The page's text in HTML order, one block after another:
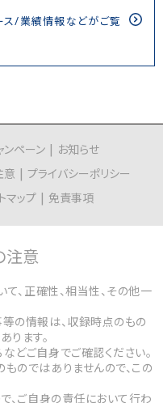
ス/業績情報などがご覧
ンペーン
お知らせ
意
プライバシーポリシー
マップ 免責事項
注意
、正確性、相当性、その他一
の情報は、収録時点のもの
ります。
どご自身でご確認ください。
のではありませんので、この
、ご自身の責任において行わ